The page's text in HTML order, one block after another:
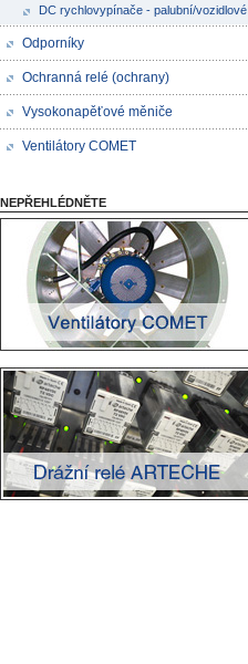
DC rychlovypínače - palubní/vozidlové
Odporníky
Ochranná relé (ochrany)
Vysokonapěťové měniče
Ventilátory COMET
NEPŘEHLÉDNĚTE